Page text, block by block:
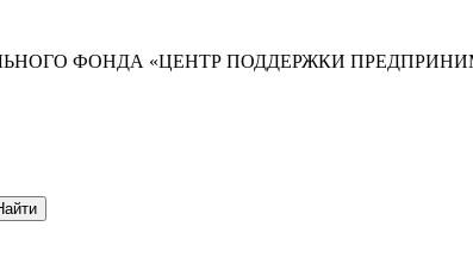
ФОНДА «ЦЕНТР ПОДДЕРЖКИ